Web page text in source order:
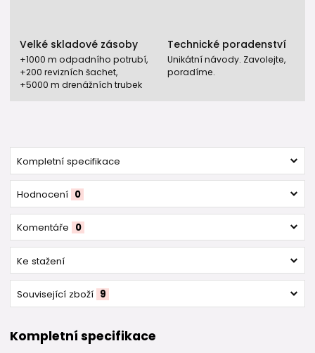
Velké skladové zásoby
+1000 m odpadního potrubí,
+200 revizních šachet,
+5000 m drenážních trubek
Technické poradenství
Unikátní návody. Zavolejte,
poradíme.
Kompletní specifikace
Hodnocení 0
Komentáře 0
Ke stažení
Související zboží 9
Kompletní specifikace